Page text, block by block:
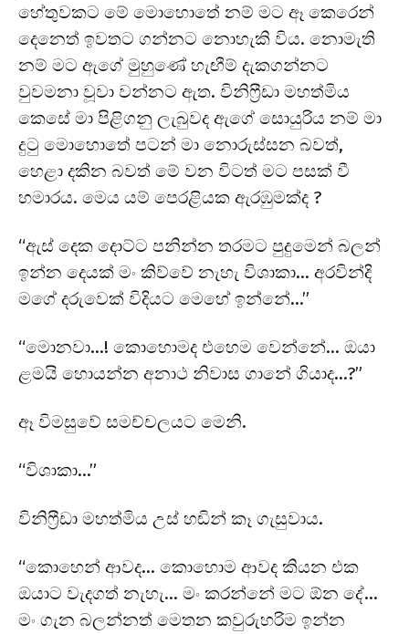
හේතුවකට මේ මොහොතේ නම් මට ඈ කෙරෙන්
දෙනෙත් ඉවතට ගන්නට නොහැකි විය. නොමැති
නම් මට ඇගේ මුහුණේ හැඟීම් දැකගන්නට
වුවමනා වූවා වන්නට ඇත. විනිෆ්‍රීඩා මහත්මිය
කෙසේ මා පිළිගනු ලැබුවද ඇගේ සොයුරිය නම් මා
දුටු මොහොතේ පටන් මා නොරුස්සන බවත්,
හෙළා දකින බවත් මේ වන විටත් මට පසක් වී
හමාරය. මෙය යම් පෙරළියක ඇරඹුමක්ද ?
“ඇස් දෙක දොට්ට පනින්න තරමට පුදුමෙන් බලන්
ඉන්න දෙයක් මං කිව්වේ නැහැ විශාකා… අරවින්දි
මගේ දරුවෙක් විදියට මෙහේ ඉන්නේ…”
“මොනවා…! කොහොමද එහෙම වෙන්නේ… ඔයා
ළමයි හොයන්න අනාථ නිවාස ගානේ ගියාද…?”
ඈ විමසුවේ සමච්චලයට මෙනි.
“විශාකා…”
විනිෆ්‍රීඩා මහත්මිය උස් හඬින් කෑ ගැසුවාය.
“කොහෙන් ආවද… කොහොම ආවද කියන එක
ඔයාට වැදගත් නැහැ… මං කරන්නේ මට ඕන දේ…
මං ගැන බලන්නත් මෙතන කවුරුහරිම ඉන්න